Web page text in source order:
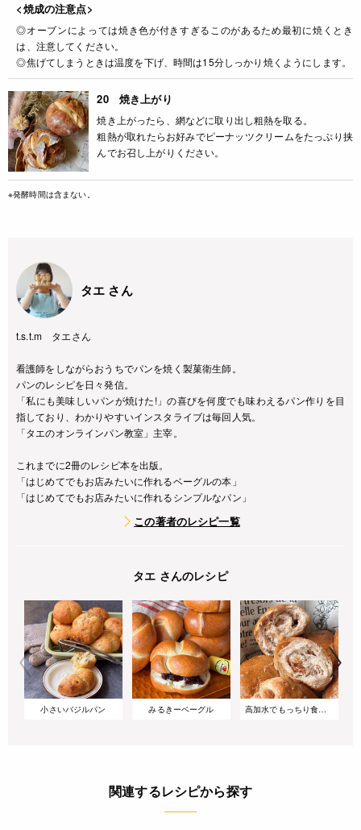
<焼成の注意点>
◎オーブンによっては焼き色が付きすぎるこのがあるため最初に焼くとき
は、注意してください。
◎焦げてしまうときは温度を下げ、時間は15分しっかり焼くようにします。
20 焼き上がり
焼き上がったら、網などに取り出し粗熱を取る。
粗熱が取れたらお好みでピーナッツクリームをたっぷり挟
んでお召し上がりください。
※発酵時間は含まない。
タエ さん
t.s.t.m タエさん
看護師をしながらおうちでパンを焼く製菓衛生師。
パンのレシピを日々発信。
「私にも美味しいパンが焼けた!」の喜びを何度でも味わえるパン作りを目
指しており、わかりやすいインスタライブは毎回人気。
「タエのオンラインパン教室」主宰。
これまでに2冊のレシピ本を出版。
「はじめてでもお店みたいに作れるベーグルの本」
「はじめてでもお店みたいに作れるシンプルなパン」
この著者のレシピ一覧
タエ さんのレシピ
小さいバジルパン みるきーベーグル 高加水でもっちり食感!バターが染みるくるみの塩パン
関連するレシピから探す